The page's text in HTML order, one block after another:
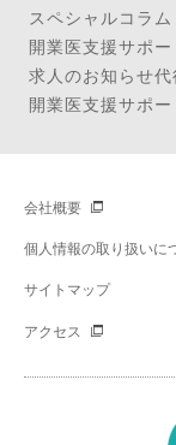
スペシャルコラム
開業医支援サポー
求人のお知らせ代
開業医支援サポ
会社概要
個人情報の取り扱いに
サイトマップ
アクセス